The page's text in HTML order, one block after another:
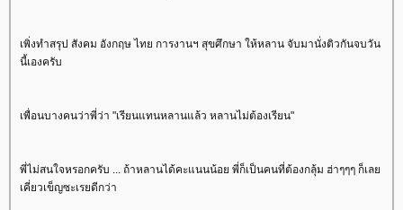
เพิ่งทำสรุป สังคม อังกฤษ ไทย การงานฯ สุขศึกษา ให้หลาน จับมานั่งติวกันจบวัน
นี้เองครับ
เพื่อนบางคนว่าพี่ว่า "เรียนแทนหลานแล้ว หลานไม่ต้องเรียน"
พี่ไม่สนใจหรอกครับ ... ถ้าหลานได้คะแนนน้อย พี่ก็เป็นคนที่ต้องกลุ้ม ฮ่าๆๆๆ ก็เล
เคี่ยวเข็ญซะเรยดีกว่า